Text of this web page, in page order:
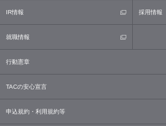
IR情報 採用情報
就職情報
行動憲章
TACの安心宣言
申込規約・利用規約等